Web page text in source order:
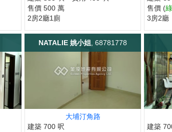
售價 500 萬
2房2廳1廁
售價 (
3房2廳
NATALIE 姚小姐 , 68781778
大埔汀角路
建築 700 呎
建築